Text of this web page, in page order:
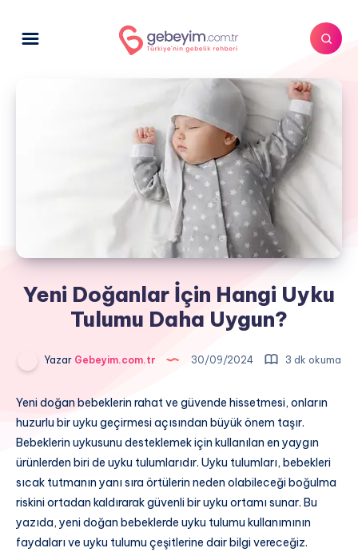
Yeni Doğanlar İçin Hangi Uyku
Tulumu Daha Uygun?
YazarGebeyim.com.tr 30/09/2024 3 dk okuma
Yeni doğan bebeklerin rahat ve güvende hissetmesi, onların
huzurlu bir uyku geçirmesi açısından büyük önem taşır.
Bebeklerin uykusunu desteklemek için kullanılan en yaygın
ürünlerden biri de uyku tulumlarıdır. Uyku tulumları, bebekleri
sıcak tutmanın yanı sıra örtülerin neden olabileceği boğulma
riskini ortadan kaldırarak güvenli bir uyku ortamı sunar. Bu
yazıda, yeni doğan bebeklerde uyku tulumu kullanımının
faydaları ve uyku tulumu çeşitlerine dair bilgi vereceğiz.